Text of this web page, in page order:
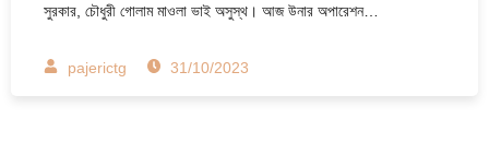
সুরকার, চৌধুরী গোলাম মাওলা ভাই অসুস্থ। আজ উনার অপারেশন…
pajerictg 31/10/2023